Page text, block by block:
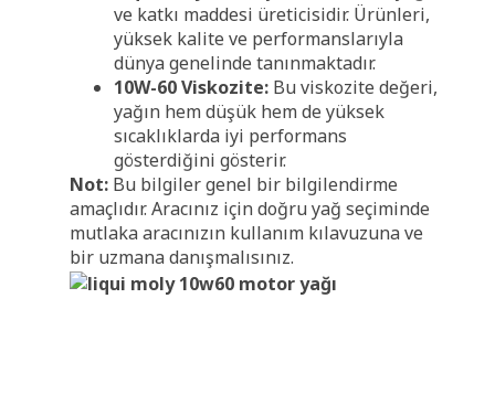
ve katkı maddesi üreticisidir. Ürünleri,
yüksek kalite ve performanslarıyla
dünya genelinde tanınmaktadır.
10W-60 Viskozite: Bu viskozite değeri,
yağın hem düşük hem de yüksek
sıcaklıklarda iyi performans
gösterdiğini gösterir.
Not: Bu bilgiler genel bir bilgilendirme
amaçlıdır. Aracınız için doğru yağ seçiminde
mutlaka aracınızın kullanım kılavuzuna ve
bir uzmana danışmalısınız.